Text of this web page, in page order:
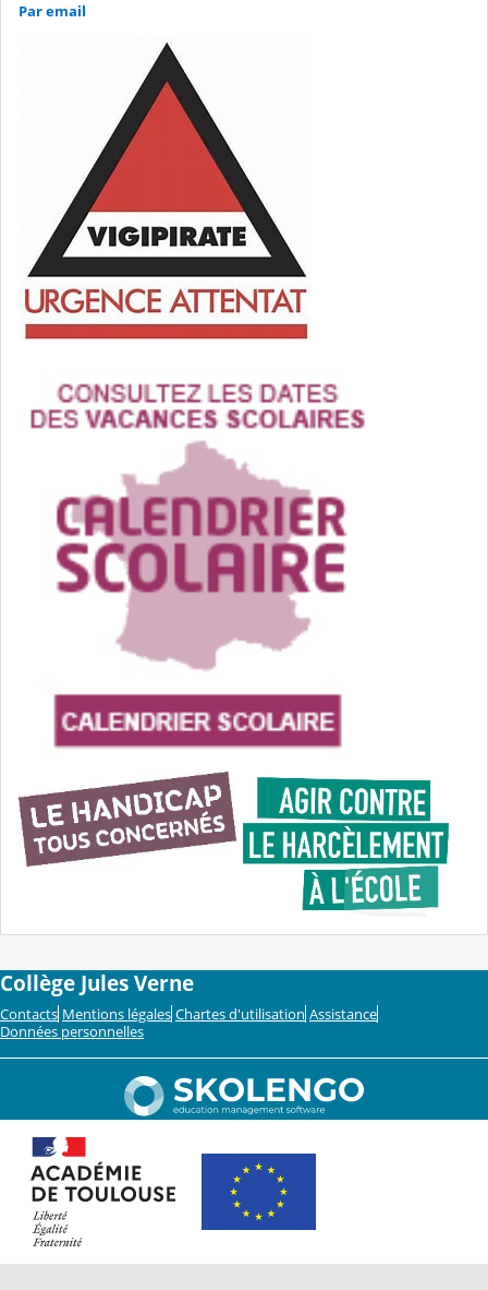
Par email
Collège Jules Verne
Contacts Mentions légales Chartes d'utilisation Assistance
Données personnelles